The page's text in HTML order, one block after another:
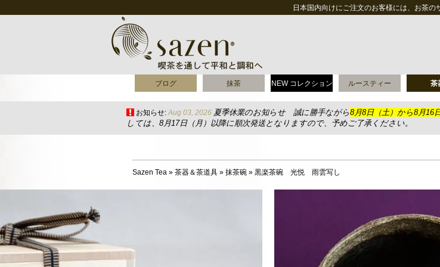
日本国内向けにご注文のお客様には、お茶の
ブログ 抹茶 NEW コレクション ルースティー 茶
お知らせ: Aug 03, 2026 夏季休業のお知らせ 誠に勝手ながら8月8日（土）から8月16
しては、8月17日（月）以降に順次発送となりますので、予めご了承ください。
Sazen Tea » 茶器＆茶道具 » 抹茶碗 » 黒楽茶碗 光悦 雨雲写し